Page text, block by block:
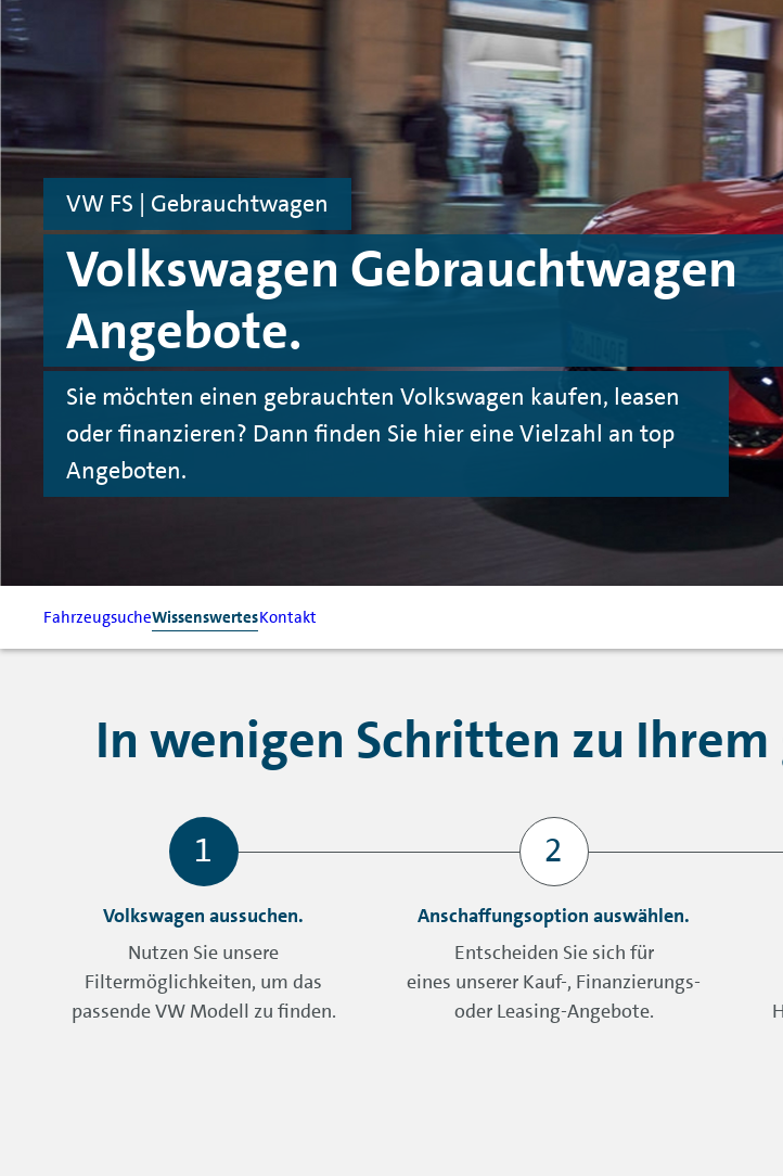
Zum Hauptinhalt springen
Zur Fußnote springen
VW FS | Gebrauchtwagen
Volkswagen Gebrauchtwagen
Angebote.
Sie möchten einen gebrauchten Volkswagen kaufen, leasen
oder finanzieren? Dann finden Sie hier eine Vielzahl an top
Angeboten.
FahrzeugsucheWissenswertesKontakt
In wenigen Schritten zu
Volkswagen aussuchen.
Nutzen Sie unsere
Filtermöglichkeiten, um das
passende VW Modell zu finden.
Anschaffungsoption auswählen.
Entscheiden Sie sich für
eines unserer Kauf-, Finanzierungs-
oder Leasing-Angebote.